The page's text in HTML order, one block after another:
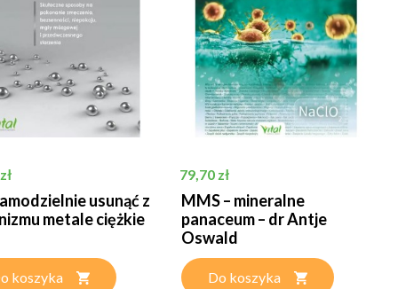
usunąć z
metale ciężkie
koszyka
Cena
79,70 zł
MMS – mineralne
panaceum – dr Antje
Oswald
Do koszyka